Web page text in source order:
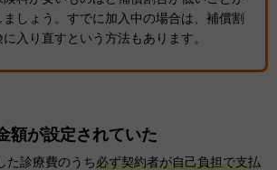
しょう。すでに加入中の場合は、補償割
入り直すという方法もあります。
額が設定されていた
た診療費のうち必ず契約者が自己負担で支払